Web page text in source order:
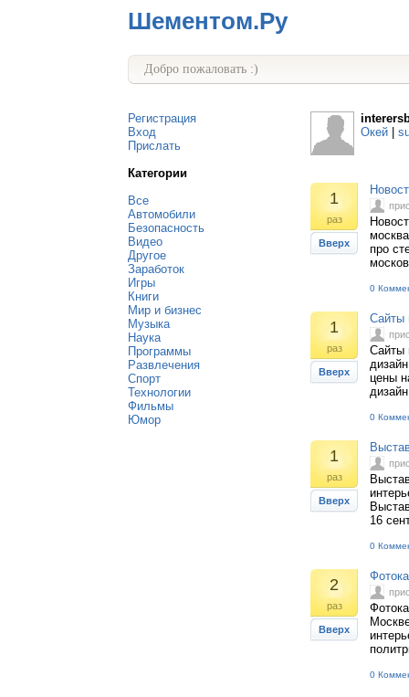
Шементом.Ру
Добро пожаловать :)
Регистрация
Вход
Прислать
Категории
Все
Автомобили
Безопасность
Видео
Другое
Заработок
Игры
Книги
Мир и бизнес
Музыка
Наука
Программы
Развлечения
Спорт
Технологии
Фильмы
Юмор
Окей
1
раз
Вверх
про
0
1
раз
Вверх
Сайты
Сайты
цены
0
1
раз
Вверх
16
0
2
раз
Вверх
0